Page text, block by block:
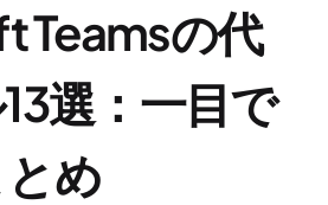
Teamsの代
選：一目で
め